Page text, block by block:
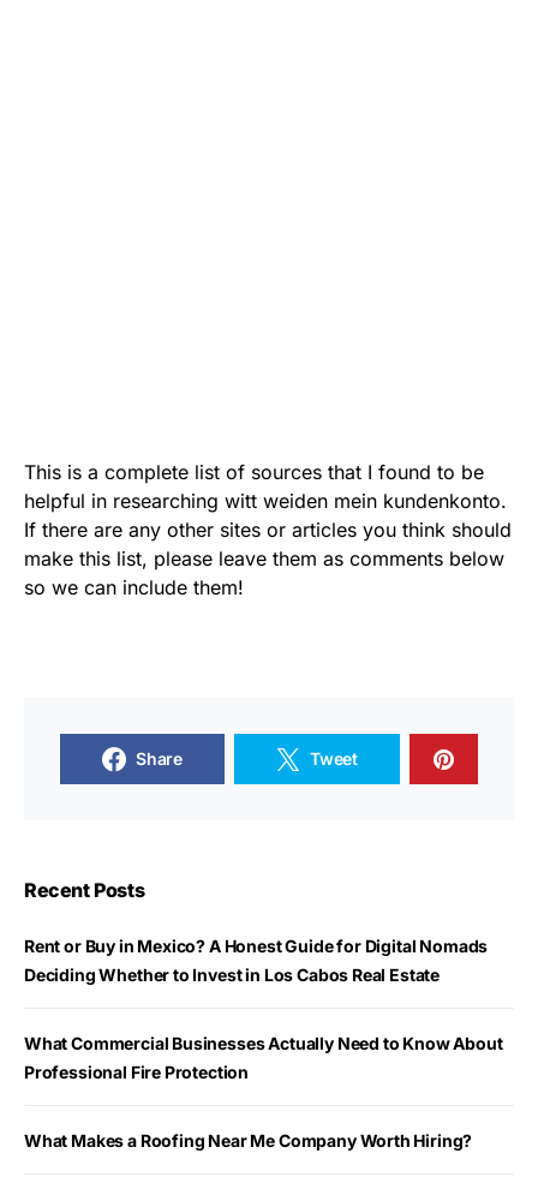
This is a complete list of sources that I found to be
helpful in researching witt weiden mein kundenkonto.
If there are any other sites or articles you think should
make this list, please leave them as comments below
so we can include them!
Share Tweet
Recent Posts
Rent or Buy in Mexico? A Honest Guide for Digital Nomads
Deciding Whether to Invest in Los Cabos Real Estate
What Commercial Businesses Actually Need to Know About
Professional Fire Protection
What Makes a Roofing Near Me Company Worth Hiring?